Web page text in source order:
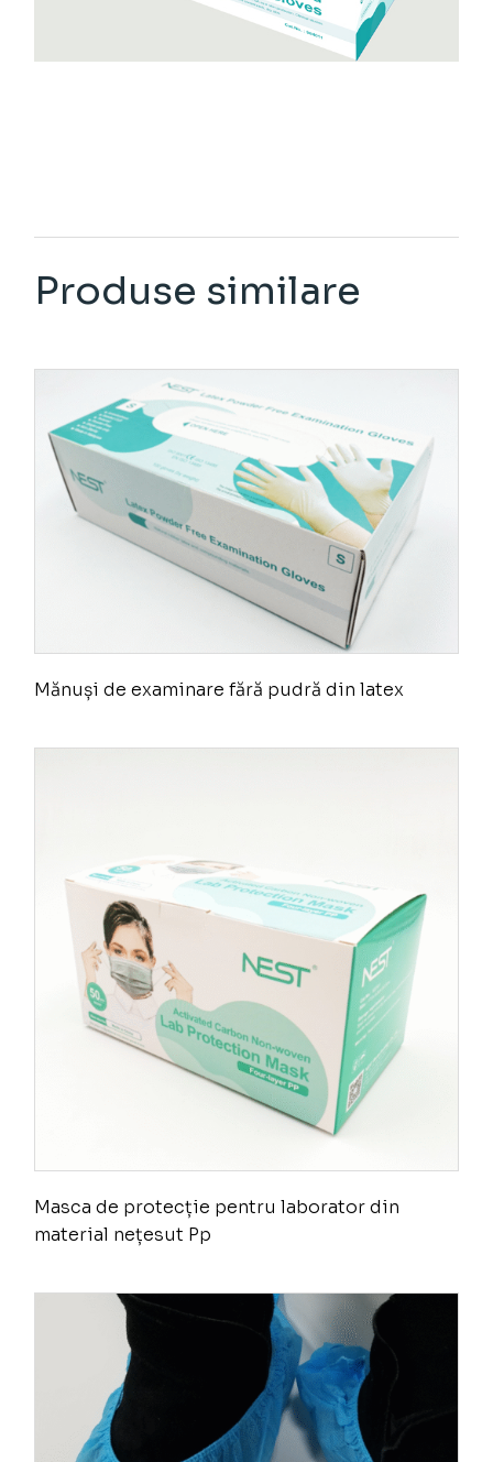
Produse similare
Mănuși de examinare fără pudră din latex
Masca de protecție pentru laborator din
material nețesut Pp